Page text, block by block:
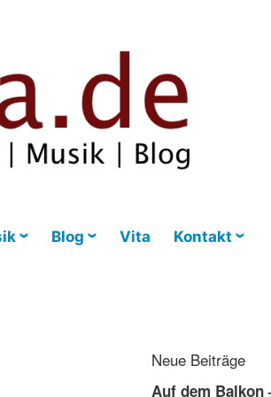
Blog Vita Kontakt
Neue Beiträge
Auf dem Balkon